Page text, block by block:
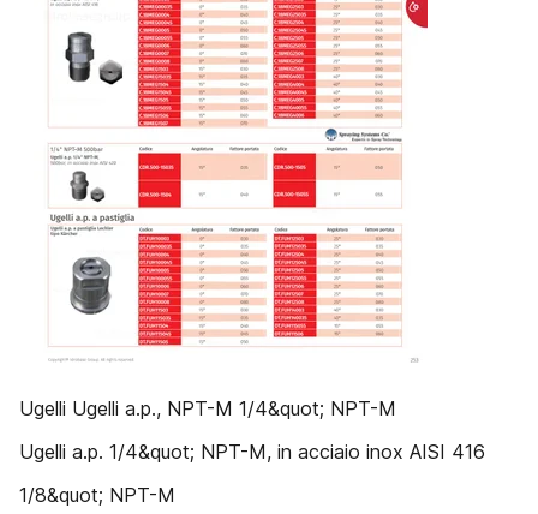
Ugelli Ugelli a.p., NPT-M 1/4&quot; NPT-M
Ugelli a.p. 1/4&quot; NPT-M, in acciaio inox AISI 416
1/8&quot; NPT-M